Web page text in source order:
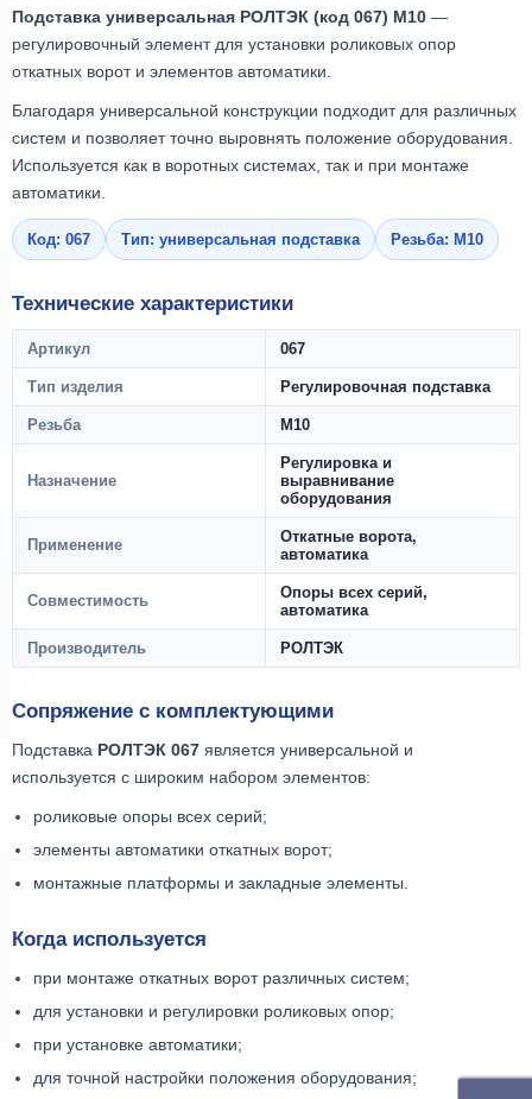
Подставка универсальная РОЛТЭК (код 067) М10 —
регулировочный элемент для установки роликовых опор
откатных ворот и элементов автоматики.
Благодаря универсальной конструкции подходит для различных
систем и позволяет точно выровнять положение оборудования.
Используется как в воротных системах, так и при монтаже
автоматики.
Код: 067 Тип: универсальная подставка Резьба: М10
Технические характеристики
Артикул 067
Тип изделия Регулировочная подставка
Резьба М10
Назначение
Регулировка и
выравнивание
оборудования
Применение
Откатные ворота,
автоматика
Совместимость
Опоры всех серий,
автоматика
Производитель РОЛТЭК
Сопряжение с комплектующими
Подставка РОЛТЭК 067 является универсальной и
используется с широким набором элементов:
роликовые опоры всех серий;
элементы автоматики откатных ворот;
монтажные платформы и закладные элементы.
Когда используется
при монтаже откатных ворот различных систем;
для установки и регулировки роликовых опор;
при установке автоматики;
для точной настройки положения оборудования;